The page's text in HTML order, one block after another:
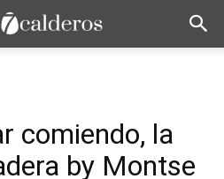
comiendo, la
by Montse